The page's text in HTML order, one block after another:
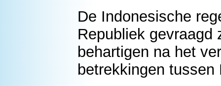
De Indonesische
Republiek gevraagd
behartigen na het
betrekkingen